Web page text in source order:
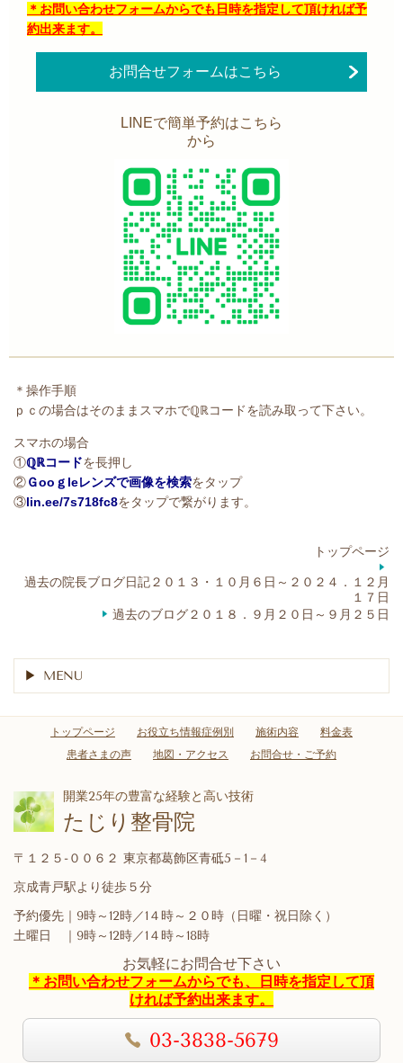
＊お問い合わせフォームからでも日時を指定して頂ければ予
約出来ます。
お問合せフォームはこちら
LINEで簡単予約はこちら
から
＊操作手順
ｐｃの場合はそのままスマホでℚℝコードを読み取って下さい。
スマホの場合
①ℚℝコードを長押し
②Ｇooｇleレンズで画像を検索をタップ
③lin.ee/7s718fc8をタップで繋がります。
トップページ
過去の院長ブログ日記２０１３・１０月６日～２０２４．１２月
１７日
過去のブログ２０１８．９月２０日～９月２５日
MENU
トップページ お役立ち情報症例別 施術内容
料金表
患者さまの声
地図・アクセス お問合せ・ご予約
開業25年の豊富な経験と高い技術
たじり整骨院
〒１２５-００６２ 東京都葛飾区青砥5－1－4
京成青戸駅より徒歩５分
予約優先｜9時～12時／1４時～２０時（日曜・祝日除く）
土曜日 ｜9時～12時／1４時～18時
お気軽にお問合せ下さい
＊お問い合わせフォームからでも、
日時を指定して頂
ければ予約出来ます。
03-3838-5679